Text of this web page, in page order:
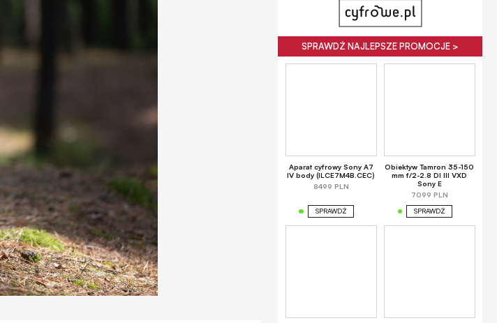
SPRAWDŹ NAJLEPSZE PROMOCJE >
Aparat cyfrowy Sony A7
IV body (ILCE7M4B.CEC)
8499 PLN
SPRAWDŹ
Obiektyw Tamron 35-150
mm f/2-2.8 DI III VXD
Sony E
7099 PLN
SPRAWDŹ